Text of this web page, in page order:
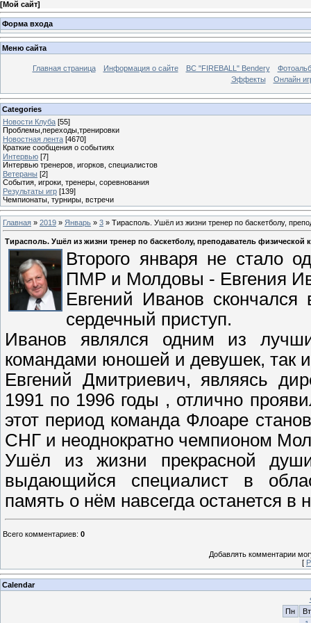
[Мой сайт]
Форма входа
Меню сайта
Главная страница Информация о сайте BC "FIREBALL" Bendery
Эффекты
Онлайн
Categories
Новости Клуба [55]
Проблемы,переходы,тренировки
Новостная лента [4670]
Краткие сообщения о событиях
Интервью [7]
Интервью тренеров, игорков, специалистов
Ветераны [2]
События, игроки, тренеры, соревнования
Результаты игр [139]
Чемпионаты, турниры, встречи
Главная » 2019 » Январь » 3 » Тирасполь. Ушёл из жизни тренер по баскетболу,
Тирасполь. Ушёл из жизни тренер по баскетболу, преподаватель физической
Второго января не стало
ПМР и Молдовы - Евгения
Евгений Иванов
сердечный приступ.
Иванов являлся одним из
командами юношей и девушек, так
Евгений Дмитриевич, являясь
1991 по 1996 годы , отлично
этот период команда Флоаре
СНГ и неоднократно чемпионом
Ушёл из жизни прекрасной
выдающийся специалист в
память о нём навсегда останется в
Всего комментариев: 0
Добавлять комментарии
[
Calendar
Пн
Вт